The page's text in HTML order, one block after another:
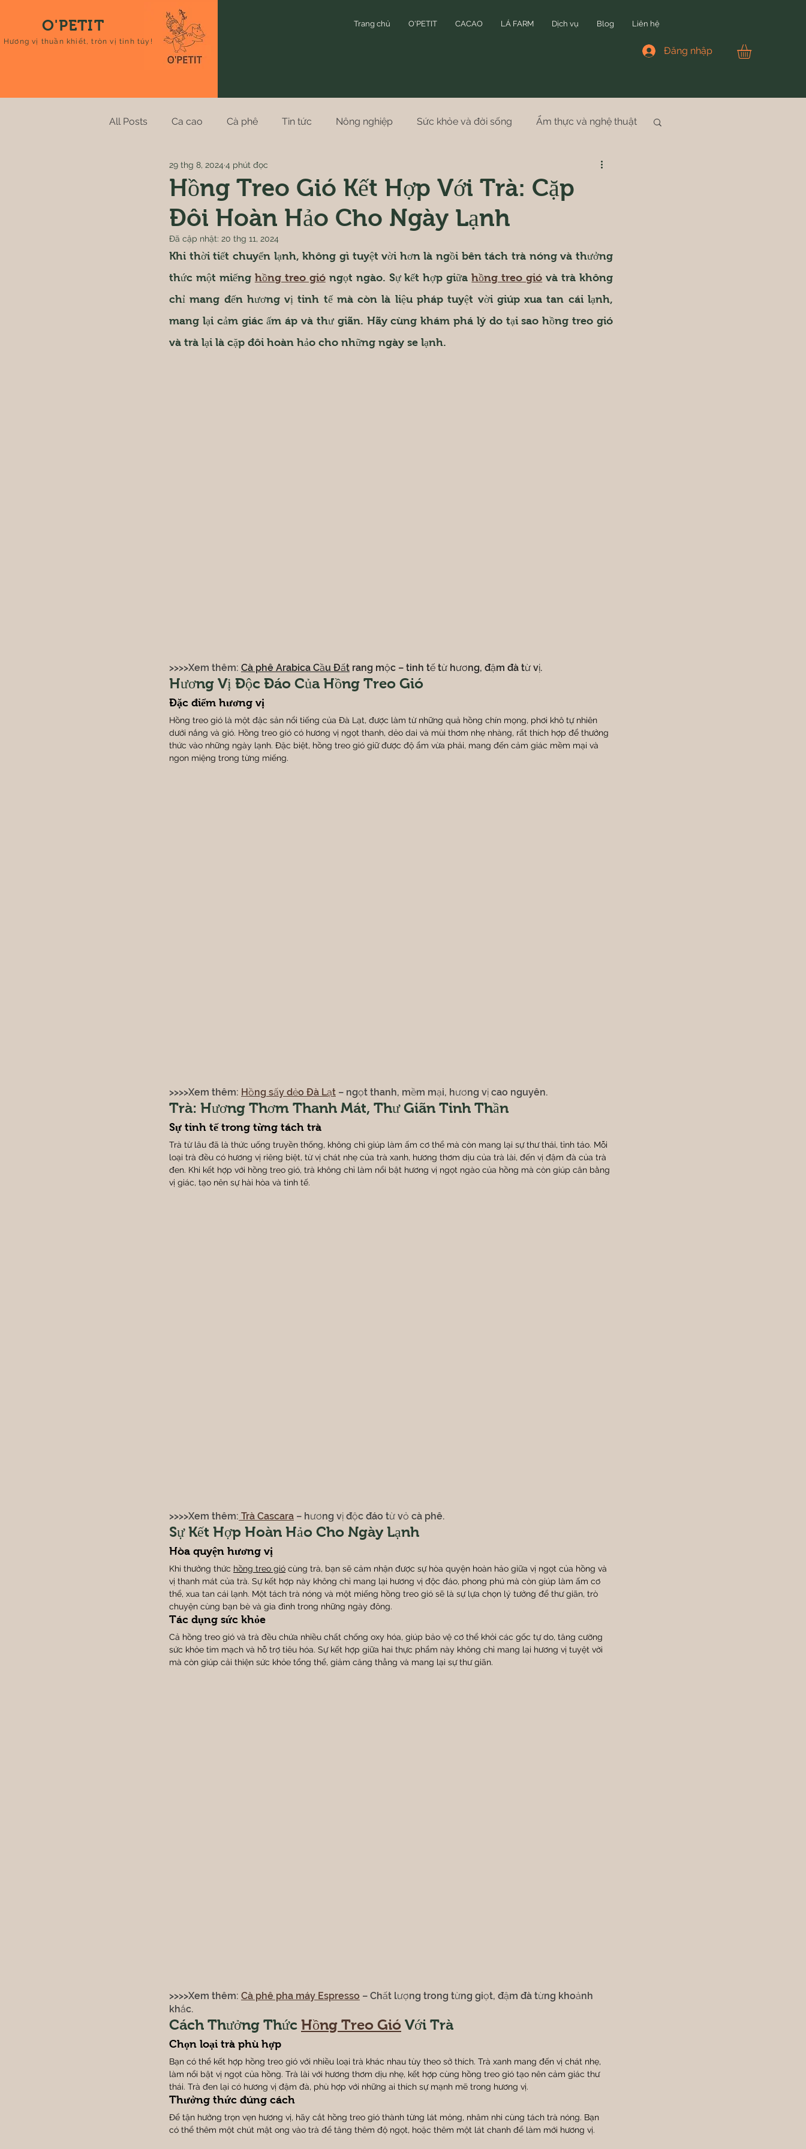
O'PETIT
Hương vị thuần khiết, tròn vị tinh túy!
Trang chủ O'PETIT CACAO LÁ FARM Dịch vụ Blog Liên hệ
Đăng nhập
All Posts Ca cao Cà phê Tin tức Nông nghiệp Sức khỏe và đời sống Ẩm thực và nghệ thuật
Khoa học trái đất
Hồng Treo Gió Kết Hợp Với Trà: Cặp
Đôi Hoàn Hảo Cho Ngày Lạnh
29 thg 8, 2024 4 phút đọc
Đã cập nhật: 20 thg 11, 2024
Khi thời tiết chuyển lạnh, không gì tuyệt vời hơn là ngồi bên tách trà nóng và thưởng
thức một miếng hồng treo gió ngọt ngào. Sự kết hợp giữa hồng treo gió và trà không
chỉ mang đến hương vị tinh tế mà còn là liệu pháp tuyệt vời giúp xua tan cái lạnh,
mang lại cảm giác ấm áp và thư giãn. Hãy cùng khám phá lý do tại sao hồng treo gió
và trà lại là cặp đôi hoàn hảo cho những ngày se lạnh.
>>>>Xem thêm: Cà phê Arabica Cầu Đất rang mộc – tinh tế từ hương, đậm đà từ vị.
Hương Vị Độc Đáo Của Hồng Treo Gió
Đặc điểm hương vị
Hồng treo gió là một đặc sản nổi tiếng của Đà Lạt, được làm từ những quả hồng chín mọng, phơi khô tự nhiên
dưới nắng và gió. Hồng treo gió có hương vị ngọt thanh, dẻo dai và mùi thơm nhẹ nhàng, rất thích hợp để thưởng
thức vào những ngày lạnh. Đặc biệt, hồng treo gió giữ được độ ẩm vừa phải, mang đến cảm giác mềm mại và
ngon miệng trong từng miếng.
>>>>Xem thêm: Hồng sấy dẻo Đà Lạt – ngọt thanh, mềm mại, hương vị cao nguyên.
Trà: Hương Thơm Thanh Mát, Thư Giãn Tinh Thần
Sự tinh tế trong từng tách trà
Trà từ lâu đã là thức uống truyền thống, không chỉ giúp làm ấm cơ thể mà còn mang lại sự thư thái, tỉnh táo. Mỗi
loại trà đều có hương vị riêng biệt, từ vị chát nhẹ của trà xanh, hương thơm dịu của trà lài, đến vị đậm đà của trà
đen. Khi kết hợp với hồng treo gió, trà không chỉ làm nổi bật hương vị ngọt ngào của hồng mà còn giúp cân bằng
vị giác, tạo nên sự hài hòa và tinh tế.
>>>>Xem thêm: Trà Cascara – hương vị độc đáo từ vỏ cà phê.
Sự Kết Hợp Hoàn Hảo Cho Ngày Lạnh
Hòa quyện hương vị
Khi thưởng thức hồng treo gió cùng trà, bạn sẽ cảm nhận được sự hòa quyện hoàn hảo giữa vị ngọt của hồng và
vị thanh mát của trà. Sự kết hợp này không chỉ mang lại hương vị độc đáo, phong phú mà còn giúp làm ấm cơ
thể, xua tan cái lạnh. Một tách trà nóng và một miếng hồng treo gió sẽ là sự lựa chọn lý tưởng để thư giãn, trò
chuyện cùng bạn bè và gia đình trong những ngày đông.
Tác dụng sức khỏe
Cả hồng treo gió và trà đều chứa nhiều chất chống oxy hóa, giúp bảo vệ cơ thể khỏi các gốc tự do, tăng cường
sức khỏe tim mạch và hỗ trợ tiêu hóa. Sự kết hợp giữa hai thực phẩm này không chỉ mang lại hương vị tuyệt vời
mà còn giúp cải thiện sức khỏe tổng thể, giảm căng thẳng và mang lại sự thư giãn.
>>>>Xem thêm: Cà phê pha máy Espresso – Chất lượng trong từng giọt, đậm đà từng khoảnh
khắc.
Cách Thưởng Thức Hồng Treo Gió Với Trà
Chọn loại trà phù hợp
Bạn có thể kết hợp hồng treo gió với nhiều loại trà khác nhau tùy theo sở thích. Trà xanh mang đến vị chát nhẹ,
làm nổi bật vị ngọt của hồng. Trà lài với hương thơm dịu nhẹ, kết hợp cùng hồng treo gió tạo nên cảm giác thư
thái. Trà đen lại có hương vị đậm đà, phù hợp với những ai thích sự mạnh mẽ trong hương vị.
Thưởng thức đúng cách
Để tận hưởng trọn vẹn hương vị, hãy cắt hồng treo gió thành từng lát mỏng, nhâm nhi cùng tách trà nóng. Bạn
có thể thêm một chút mật ong vào trà để tăng thêm độ ngọt, hoặc thêm một lát chanh để làm mới hương vị.